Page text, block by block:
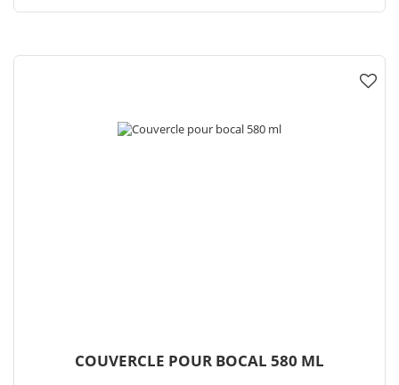
COUVERCLE POUR BOCAL 580 ML